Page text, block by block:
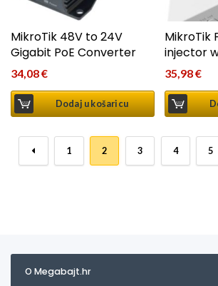
MikroTik 48V to 24V
Gigabit PoE Converter
34,08€
Dodaj u košaricu
MikroTik
injector
35,98€
← 1 2 3 4 5
O Megabajt.hr